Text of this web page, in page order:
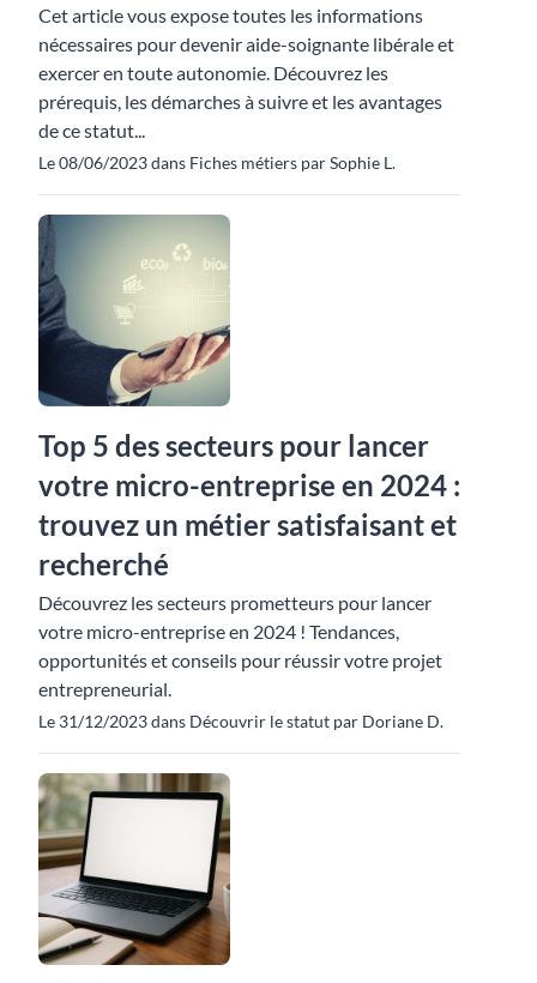
Cet article vous expose toutes les informations
nécessaires pour devenir aide-soignante libérale et
exercer en toute autonomie. Découvrez les
prérequis, les démarches à suivre et les avantages
de ce statut...
Le 08/06/2023 dans Fiches métiers par Sophie L.
Top 5 des secteurs pour lancer
votre micro-entreprise en 2024 :
trouvez un métier satisfaisant et
recherché
Découvrez les secteurs prometteurs pour lancer
votre micro-entreprise en 2024 ! Tendances,
opportunités et conseils pour réussir votre projet
entrepreneurial.
Le 31/12/2023 dans Découvrir le statut par Doriane D.